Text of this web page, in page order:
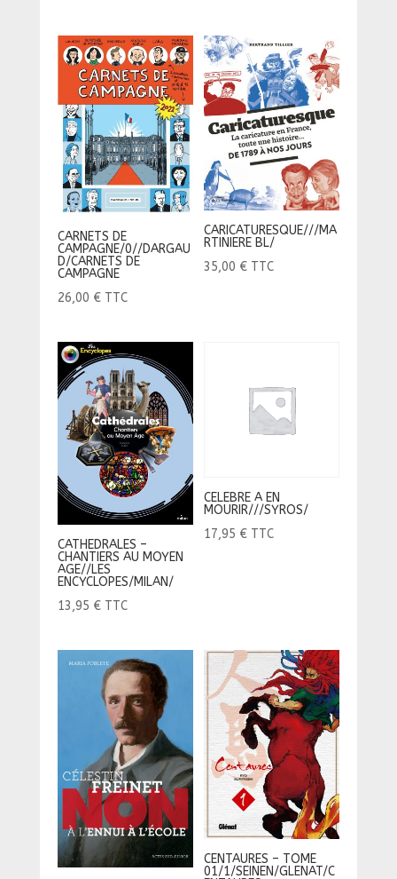
CARNETS DE
CAMPAGNE/0//DARGAU
D/CARNETS DE
CAMPAGNE
26,00 € TTC
CARICATURESQUE///MA
RTINIERE BL/
35,00 € TTC
CATHEDRALES –
CHANTIERS AU MOYEN
AGE//LES
ENCYCLOPES/MILAN/
13,95 € TTC
CELEBRE A EN
MOURIR///SYROS/
17,95 € TTC
CENTAURES – TOME
01/1/SEINEN/GLENAT/C